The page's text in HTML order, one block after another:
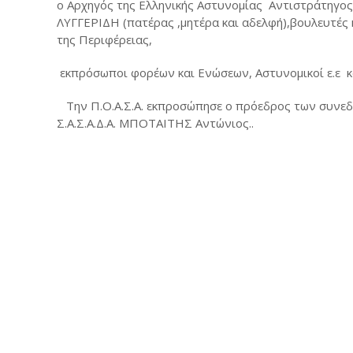
ο Αρχηγός της Ελληνικής Αστυνομίας
ΛΥΓΓΕΡΙΔΗ (πατέρας ,μητέρα και
της Περιφέρειας,
εκπρόσωποι φορέων και Ενώσεων, Αστυνομικοί ε.ε
Την Π.Ο.Α.Σ.Α. εκπροσώπησε ο πρόεδρος των
Σ.Α.Σ.Α.Δ.Α. ΜΠΟΤΑΙΤΗΣ Αντώνιος..